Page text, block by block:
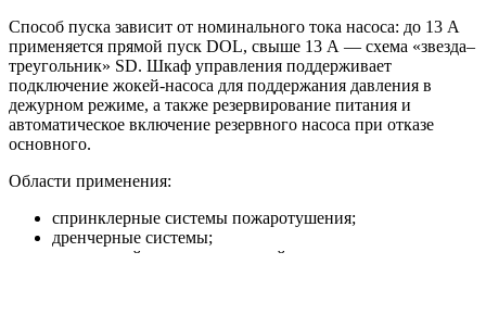
Способ пуска зависит от номинального тока насоса: до 13 А
применяется прямой пуск DOL, свыше 13 А — схема «звезда–
треугольник» SD. Шкаф управления поддерживает
подключение жокей-насоса для поддержания давления в
дежурном режиме, а также резервирование питания и
автоматическое включение резервного насоса при отказе
основного.
Области применения:
спринклерные системы пожаротушения;
дренчерные системы;
внутренний противопожарный водопровод;